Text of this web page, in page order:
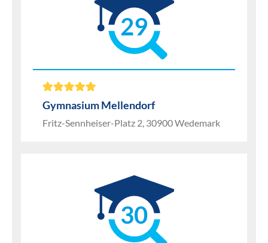
29
Gymnasium Mellendorf
Fritz-Sennheiser-Platz 2, 30900 Wedemark
30